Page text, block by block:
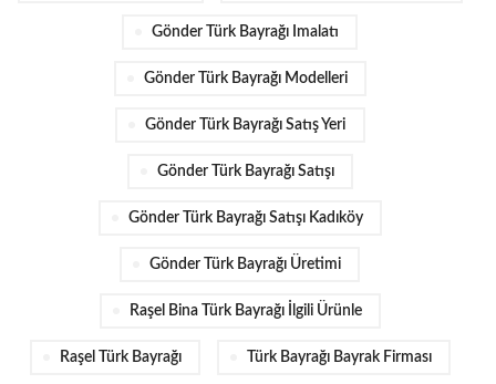
Gönder Türk Bayrağı Imalatı
Gönder Türk Bayrağı Modelleri
Gönder Türk Bayrağı Satış Yeri
Gönder Türk Bayrağı Satışı
Gönder Türk Bayrağı Satışı Kadıköy
Gönder Türk Bayrağı Üretimi
Raşel Bina Türk Bayrağı İlgili Ürünle
Raşel Türk Bayrağı Türk Bayrağı Bayrak Firması